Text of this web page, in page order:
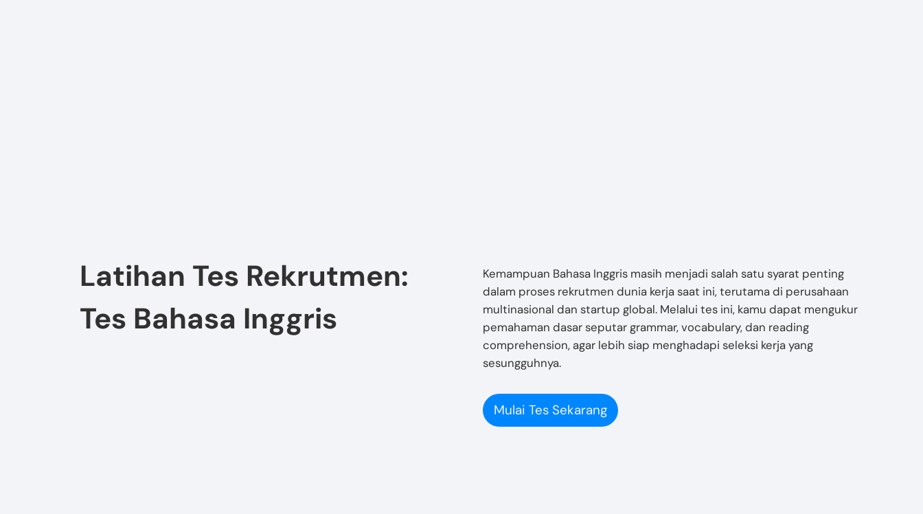
Latihan Tes Rekrutmen:
Tes Bahasa Inggris
Kemampuan Bahasa Inggris masih menjadi salah satu syarat penting
dalam proses rekrutmen dunia kerja saat ini, terutama di perusahaan
multinasional dan startup global. Melalui tes ini, kamu dapat mengukur
pemahaman dasar seputar grammar, vocabulary, dan reading
comprehension, agar lebih siap menghadapi seleksi kerja yang
sesungguhnya.
Mulai Tes Sekarang